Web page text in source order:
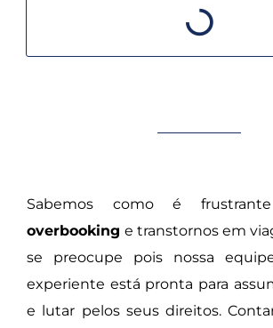
Sabemos como é
overbooking e transtornos em
se preocupe pois nossa
experiente está pronta para
e lutar pelos seus direitos.